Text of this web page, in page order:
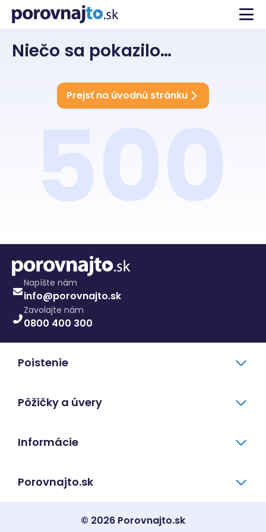
Niečo sa pokazilo…
Prejsť na úvodnú stránku
Napíšte nám
info@porovnajto.sk
Zavolajte nám
0800 400 300
Poistenie
Pôžičky a úvery
Informácie
Porovnajto.sk
© 2026 Porovnajto.sk